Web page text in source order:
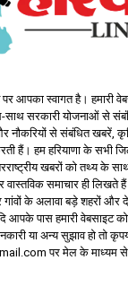
आपका स्वागत है। हमारी
साथ सरकारी योजनाओं से
नौकरियों से संबंधित खबरें,
हैं। हम हरियाणा के सभी
खबरों को तथ्य के
वास्तविक समाचार ही
गांवों के अलावा बड़े शहरों और
आपके पास हमारी वेबसाइट
या अन्य सुझाव हो तो
पर मेल के माध्यम